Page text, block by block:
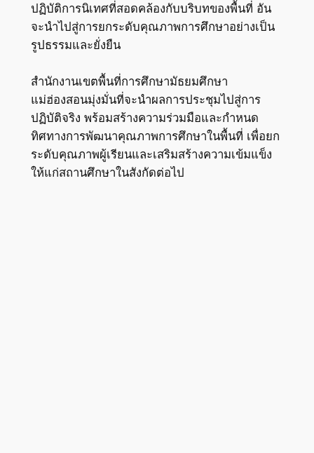
ปฏิบัติการนิเทศที่สอดคล้องกับบริบทของพื้นที่ อัน
จะนำไปสู่การยกระดับคุณภาพการศึกษาอย่างเป็น
รูปธรรมและยั่งยืน
สำนักงานเขตพื้นที่การศึกษามัธยมศึกษา
แม่ฮ่องสอนมุ่งมั่นที่จะนำผลการประชุมไปสู่การ
ปฏิบัติจริง พร้อมสร้างความร่วมมือและกำหนด
ทิศทางการพัฒนาคุณภาพการศึกษาในพื้นที่ เพื่อยก
ระดับคุณภาพผู้เรียนและเสริมสร้างความเข้มแข็ง
ให้แก่สถานศึกษาในสังกัดต่อไป